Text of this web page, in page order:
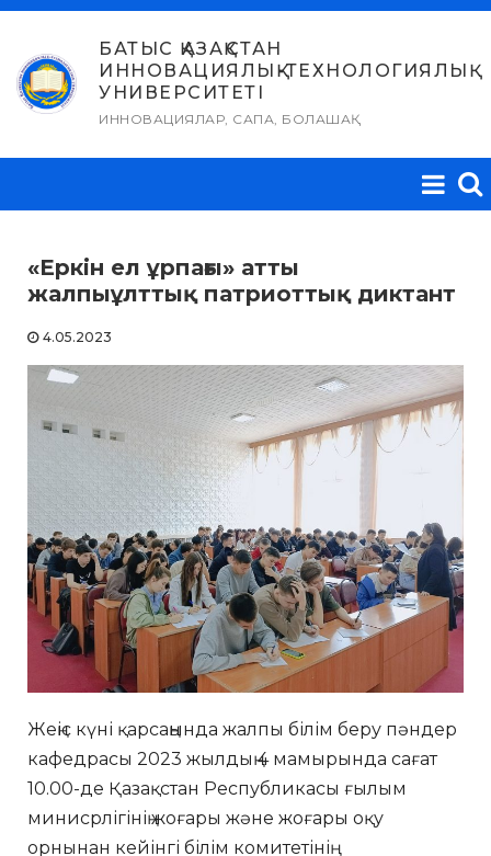
Skip
content
БАТЫС ҚАЗАҚСТАН
ИННОВАЦИЯЛЫҚ-ТЕХНОЛОГИЯЛЫҚ
УНИВЕРСИТЕТІ
ИННОВАЦИЯЛАР, САПА, БОЛАШАҚ
«Еркін ел ұрпағы» атты
жалпыұлттық патриоттық диктант
4.05.2023
Жеңіс күні қарсаңында жалпы білім беру пәндер
кафедрасы 2023 жылдың 4 мамырында сағат
10.00-де Қазақстан Республикасы ғылым
минисрлігінің жоғары және жоғары оқу
орнынан кейінгі білім комитетінің